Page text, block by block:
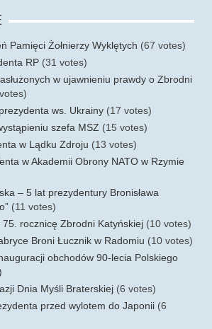
Pamięci Żołnierzy Wyklętych (67 votes)
RP (31 votes)
w ujawnieniu prawdy o Zbrodni
ws. Ukrainy (17 votes)
szefa MSZ (15 votes)
w Lądku Zdroju (13 votes)
w Akademii Obrony NATO w Rzymie
– 5 lat prezydentury Bronisława
(11 votes)
75. rocznicę Zbrodni Katyńskiej (10 votes)
Broni Łucznik w Radomiu (10 votes)
obchodów 90-lecia Polskiego
Dnia Myśli Braterskiej (6 votes)
przed wylotem do Japonii (6